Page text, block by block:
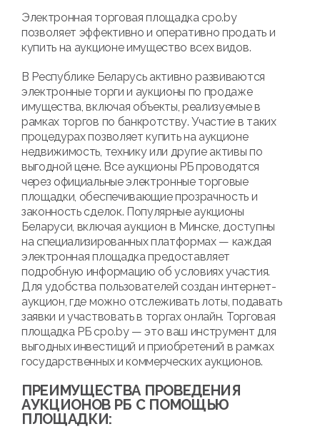
Электронная торговая площадка cpo.by
позволяет эффективно и оперативно продать и
купить на аукционе имущество всех видов.
В Республике Беларусь активно развиваются
электронные торги и аукционы по продаже
имущества, включая объекты, реализуемые в
рамках торгов по банкротству. Участие в таких
процедурах позволяет купить на аукционе
недвижимость, технику или другие активы по
выгодной цене. Все аукционы РБ проводятся
через официальные электронные торговые
площадки, обеспечивающие прозрачность и
законность сделок. Популярные аукционы
Беларуси, включая аукцион в Минске, доступны
на специализированных платформах — каждая
электронная площадка предоставляет
подробную информацию об условиях участия.
Для удобства пользователей создан интернет-
аукцион, где можно отслеживать лоты, подавать
заявки и участвовать в торгах онлайн. Торговая
площадка РБ cpo.by — это ваш инструмент для
выгодных инвестиций и приобретений в рамках
государственных и коммерческих аукционов.
ПРЕИМУЩЕСТВА ПРОВЕДЕНИЯ
АУКЦИОНОВ РБ С ПОМОЩЬЮ
ПЛОЩАДКИ: